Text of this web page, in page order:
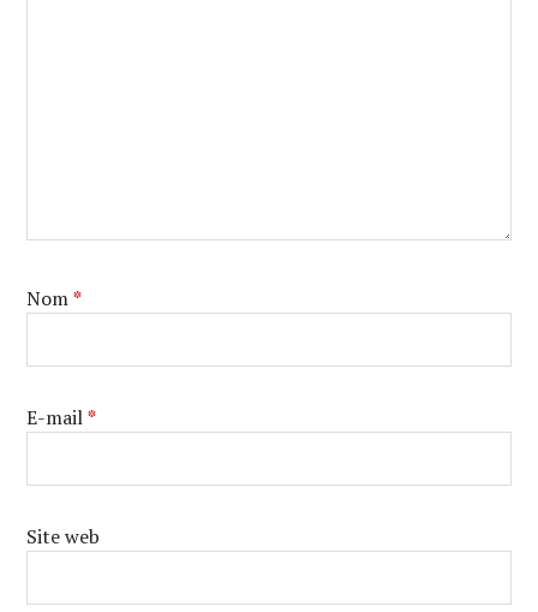
Nom*
E-mail*
Site web